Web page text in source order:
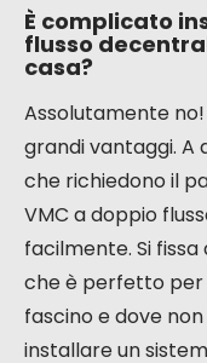
Domande
Qual è la
VMC a flusso
flusso
Immaginate di
flusso singolo è
uscire l’aria calda
VMC a doppio
intelligente: estrae
casa, recupera il
fresca che entra.